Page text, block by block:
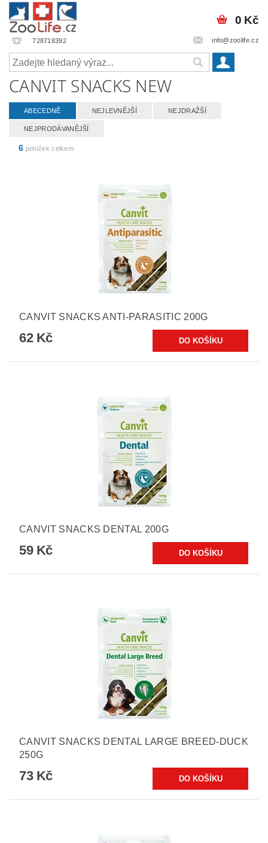
728718392 info@zoolife.cz
0 Kč
CANVIT SNACKS NEW
ABECEDNĚ NEJLEVNĚJŠÍ NEJDRAŽŠÍ
NEJPRODÁVANĚJŠÍ
6 položek celkem
CANVIT SNACKS ANTI-PARASITIC 200G
62 Kč
CANVIT SNACKS DENTAL 200G
59 Kč
CANVIT SNACKS DENTAL LARGE BREED-DUCK
250G
73 Kč